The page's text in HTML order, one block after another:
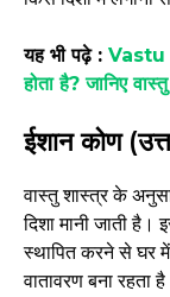
यह भी पढ़े : Vastu
होता है? जानिए
ईशान कोण
वास्तु शास्त्र के
दिशा मानी जाती है।
स्थापित करने से घर
वातावरण बना रहता